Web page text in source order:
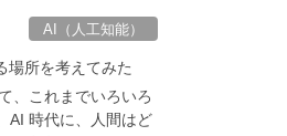
AI（人工知能）
場所を考えてみた
、これまでいろいろ
AI 時代に、人間はど